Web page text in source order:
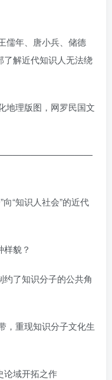
儒年、唐小兵、储德
了解近代知识人无法绕
地理版图，网罗民国文
“知识人社会”的近代
貌？
了知识分子的公共角
，重现知识分子文化生
论域开拓之作